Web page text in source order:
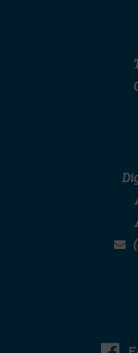
SM-reikäpeli (M50/
6 (Archipelagia